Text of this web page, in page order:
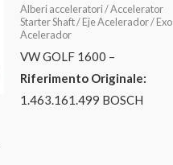
Alberi acceleratori / Accelerator
Starter Shaft / Eje Acelerador / Exo
Acelerador
VW GOLF 1600 –
Riferimento Originale:
1.463.161.499 BOSCH